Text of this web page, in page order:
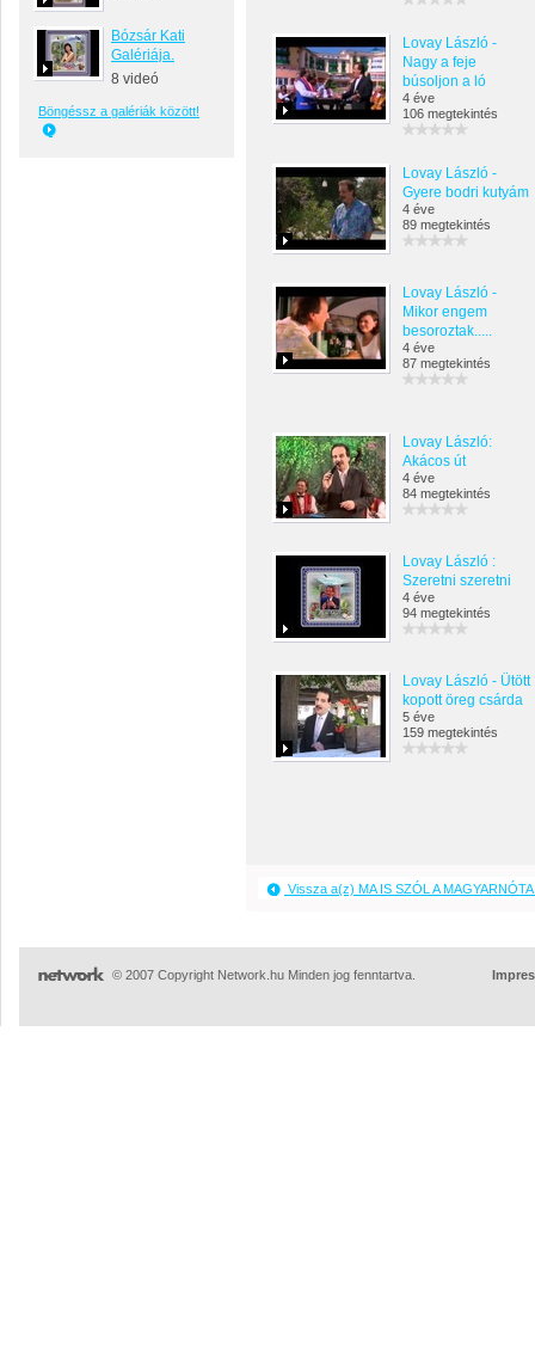
Bózsár Kati
Galériája.
8 videó
Böngéssz a galériák között!
Lovay László -
Nagy a feje
búsoljon a ló
4 éve
106 megtekintés
Lovay László -
Gyere bodri kutyám
4 éve
89 megtekintés
Lovay László -
Mikor engem
besoroztak.....
4 éve
87 megtekintés
Lovay László:
Akácos út
4 éve
84 megtekintés
Lovay László :
Szeretni szeretni
4 éve
94 megtekintés
Lovay László - Ütött
kopott öreg csárda
5 éve
159 megtekintés
Vissza a(z) MA IS SZÓL A
© 2007 Copyright Network.hu Minden jog fenntartva.